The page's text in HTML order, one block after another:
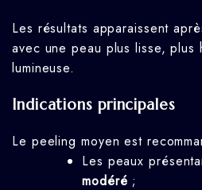
Les résultats apparaissent
avec une peau plus lisse, plus
lumineuse.
Indications principales
Le peeling moyen est
Les peaux
modéré ;